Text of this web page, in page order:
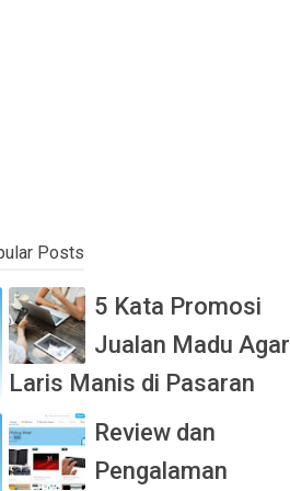
Posts
5 Kata Promosi
Jualan Madu Agar
Laris Manis di Pasaran
Review dan
Pengalaman